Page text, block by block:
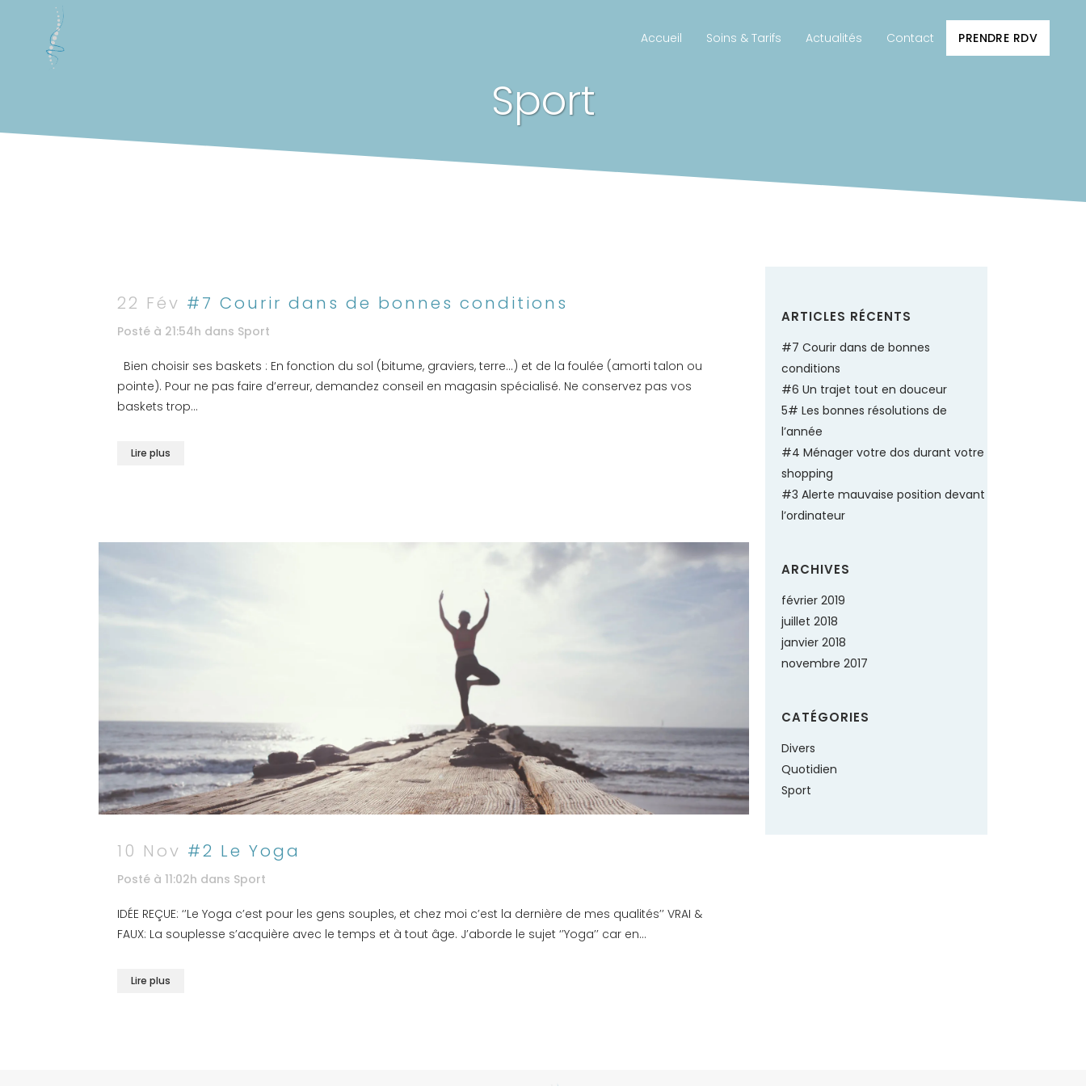
Accueil Soins & Tarifs Actualités Contact PRENDRE RDV
Sport
22 Fév #7 Courir dans de bonnes conditions
Posté à 21:54h dans Sport
Bien choisir ses baskets : En fonction du sol (bitume, graviers, terre…) et de la foulée (amorti talon ou
pointe). Pour ne pas faire d’erreur, demandez conseil en magasin spécialisé. Ne conservez pas vos
baskets trop...
Lire plus
10 Nov #2 Le Yoga
Posté à 11:02h dans Sport
IDÉE REÇUE: ‘’Le Yoga c’est pour les gens souples, et chez moi c’est la dernière de mes qualités’’ VRAI &
FAUX: La souplesse s’acquière avec le temps et à tout âge. J’aborde le sujet ‘’Yoga’’ car en...
Lire plus
ARTICLES RÉCENTS
#7 Courir dans de bonnes
conditions
#6 Un trajet tout en douceur
5# Les bonnes résolutions de
l’année
#4 Ménager votre dos durant votre
shopping
#3 Alerte mauvaise position devant
l’ordinateur
ARCHIVES
février 2019
juillet 2018
janvier 2018
novembre 2017
CATÉGORIES
Divers
Quotidien
Sport